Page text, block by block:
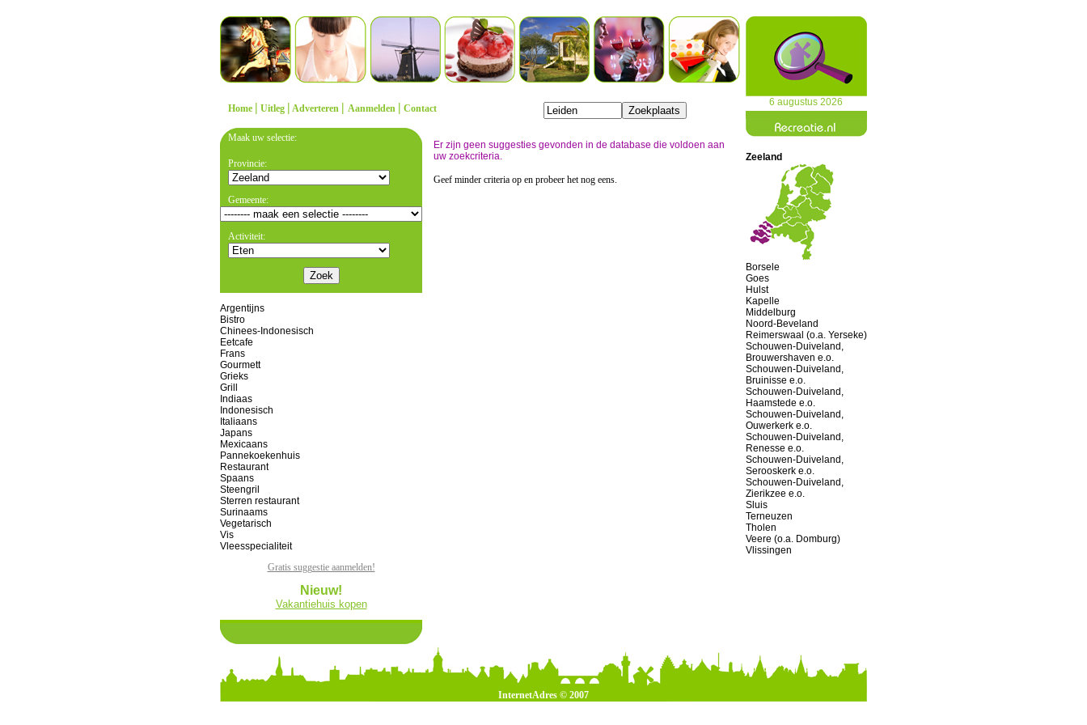
Home | Uitleg | Adverteren | Aanmelden | Contact
6 augustus 2026
Maak uw selectie:
Provincie:
Gemeente:
Activiteit:
Argentijns
Bistro
Chinees-Indonesisch
Eetcafe
Frans
Gourmett
Grieks
Grill
Indiaas
Indonesisch
Italiaans
Japans
Mexicaans
Pannekoekenhuis
Restaurant
Spaans
Steengril
Sterren restaurant
Surinaams
Vegetarisch
Vis
Vleesspecialiteit
Gratis suggestie aanmelden!
Nieuw!
Vakantiehuis kopen
Er zijn geen suggesties gevonden in de database die voldoen aan
uw zoekcriteria.
Geef minder criteria op en probeer het nog eens.
Zeeland
Borsele
Goes
Hulst
Kapelle
Middelburg
Noord-Beveland
Reimerswaal (o.a. Yerseke)
Schouwen-Duiveland,
Brouwershaven e.o.
Schouwen-Duiveland,
Bruinisse e.o.
Schouwen-Duiveland,
Haamstede e.o.
Schouwen-Duiveland,
Ouwerkerk e.o.
Schouwen-Duiveland,
Renesse e.o.
Schouwen-Duiveland,
Serooskerk e.o.
Schouwen-Duiveland,
Zierikzee e.o.
Sluis
Terneuzen
Tholen
Veere (o.a. Domburg)
Vlissingen
InternetAdres © 2007